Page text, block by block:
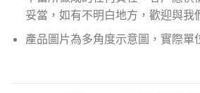
妥當，如有不明白地方，歡迎與我
產品圖片為多角度示意圖，實際單